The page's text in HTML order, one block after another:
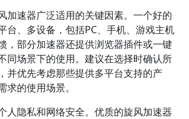
加速器广泛适用的关键因素。一个好的
台、多设备，包括PC、手机、游戏主机
，部分加速器还提供浏览器插件或一键
同场景下的使用。建议在选择时确认所
并优先考虑那些提供多平台支持的产
求的使用场景。
人隐私和网络安全。优质的旋风加速器